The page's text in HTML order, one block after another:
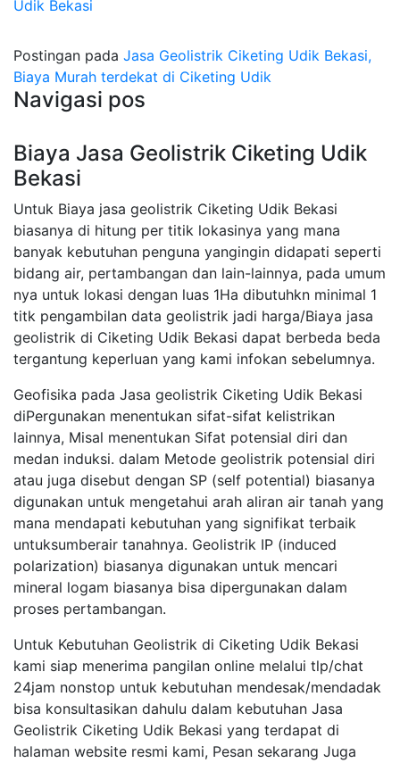
Udik Bekasi
Postingan pada Jasa Geolistrik Ciketing Udik Bekasi,
Biaya Murah terdekat di Ciketing Udik
Navigasi pos
Biaya Jasa Geolistrik Ciketing Udik
Bekasi
Untuk Biaya jasa geolistrik Ciketing Udik Bekasi
biasanya di hitung per titik lokasinya yang mana
banyak kebutuhan penguna yangingin didapati seperti
bidang air, pertambangan dan lain-lainnya, pada umum
nya untuk lokasi dengan luas 1Ha dibutuhkn minimal 1
titk pengambilan data geolistrik jadi harga/Biaya jasa
geolistrik di Ciketing Udik Bekasi dapat berbeda beda
tergantung keperluan yang kami infokan sebelumnya.
Geofisika pada Jasa geolistrik Ciketing Udik Bekasi
diPergunakan menentukan sifat-sifat kelistrikan
lainnya, Misal menentukan Sifat potensial diri dan
medan induksi. dalam Metode geolistrik potensial diri
atau juga disebut dengan SP (self potential) biasanya
digunakan untuk mengetahui arah aliran air tanah yang
mana mendapati kebutuhan yang signifikat terbaik
untuksumberair tanahnya. Geolistrik IP (induced
polarization) biasanya digunakan untuk mencari
mineral logam biasanya bisa dipergunakan dalam
proses pertambangan.
Untuk Kebutuhan Geolistrik di Ciketing Udik Bekasi
kami siap menerima pangilan online melalui tlp/chat
24jam nonstop untuk kebutuhan mendesak/mendadak
bisa konsultasikan dahulu dalam kebutuhan Jasa
Geolistrik Ciketing Udik Bekasi yang terdapat di
halaman website resmi kami, Pesan sekarang Juga